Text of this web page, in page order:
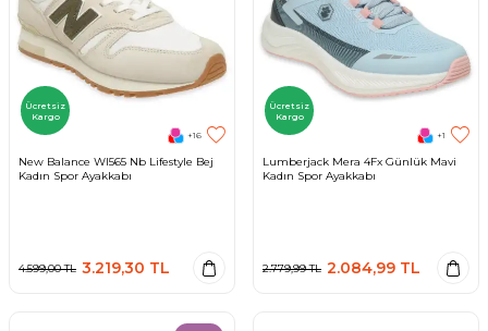
Ücretsiz
Kargo
+16
New Balance Wl565 Nb Lifestyle Bej
Kadın Spor Ayakkabı
4.599,00TL 3.219,30 TL
Ücretsiz
Kargo
+1
Lumberjack Mera 4Fx Günlük Mavi
Kadın Spor Ayakkabı
2.779,99TL 2.084,99 TL